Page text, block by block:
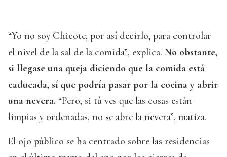
“Yo no soy Chicote, por así decirlo, para controlar
el nivel de la sal de la comida”, explica. No obstante,
si llegase una queja diciendo que la comida está
caducada, sí que podría pasar por la cocina y abrir
una nevera. “Pero, si tú ves que las cosas están
limpias y ordenadas, no se abre la nevera”, matiza.
El ojo público se ha centrado sobre las residencias